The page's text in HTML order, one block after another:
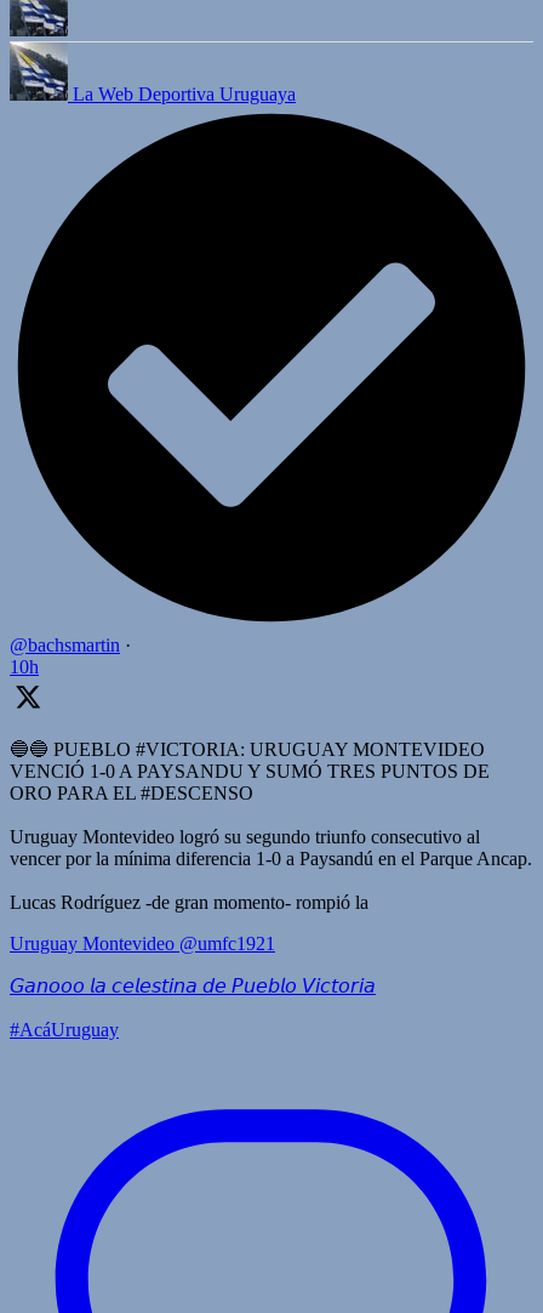
La Web Deportiva Uruguaya
@bachsmartin ·
10h
🔵🔵 PUEBLO #VICTORIA: URUGUAY MONTEVIDEO
VENCIÓ 1-0 A PAYSANDU Y SUMÓ TRES PUNTOS DE
ORO PARA EL #DESCENSO
Uruguay Montevideo logró su segundo triunfo consecutivo al
vencer por la mínima diferencia 1-0 a Paysandú en el Parque Ancap.
Lucas Rodríguez -de gran momento- rompió la
Uruguay Montevideo @umfc1921
𝘎𝘢𝘯𝘰𝘰𝘰 𝘭𝘢 𝘤𝘦𝘭𝘦𝘴𝘵𝘪𝘯𝘢 𝘥𝘦 𝘗𝘶𝘦𝘣𝘭𝘰 𝘝𝘪𝘤𝘵𝘰𝘳𝘪𝘢
#AcáUruguay